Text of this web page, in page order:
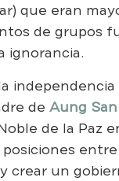
que eran
de grupos
ignorancia.
de Aung
de la Paz en
crear un